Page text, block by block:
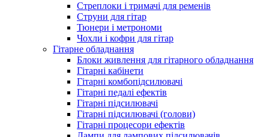
Стреплоки і тримачі для ременів
Струни для гітар
Тюнери і метрономи
Чохли і кофри для гітар
Гітарне обладнання
Блоки живлення для гітарного обладнання
Гітарні кабінети
Гітарні комбопідсилювачі
Гітарні педалі ефектів
Гітарні підсилювачі
Гітарні підсилювачі (голови)
Гітарні процесори ефектів